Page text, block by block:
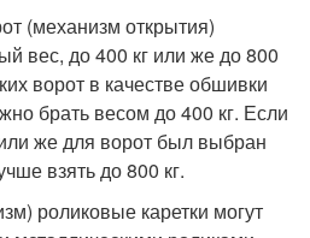
(механизм открытия)
вес, до 400 кг или же до 800
ворот в качестве обшивки
брать весом до 400 кг. Если
же для ворот был выбран
взять до 800 кг.
роликовые каретки могут